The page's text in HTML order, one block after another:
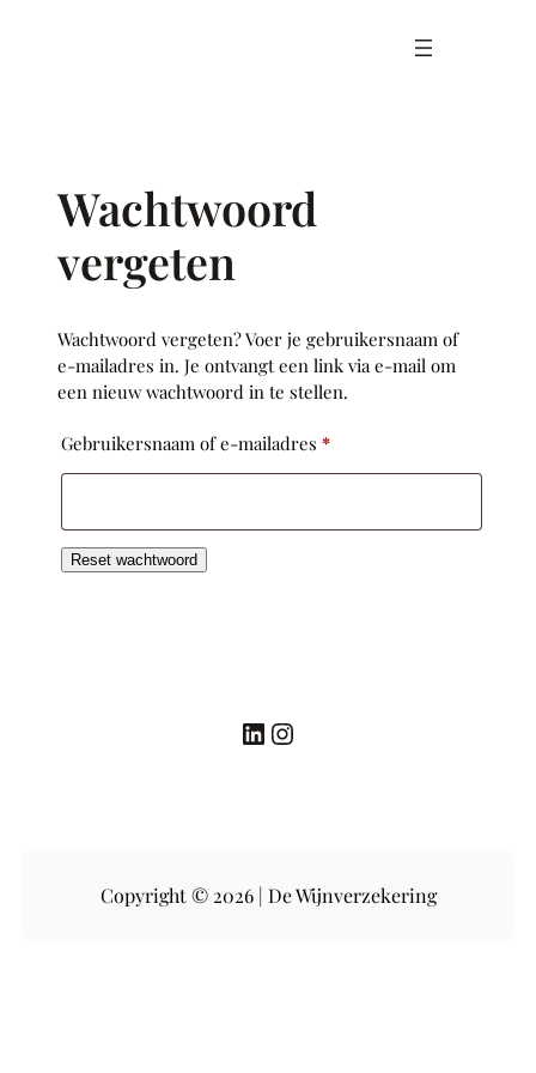
Wachtwoord
vergeten
Wachtwoord vergeten? Voer je gebruikersnaam of
e-mailadres in. Je ontvangt een link via e-mail om
een nieuw wachtwoord in te stellen.
Gebruikersnaam of e-mailadres *Vereist
Reset wachtwoord
LinkedIn Instagram
Copyright © 2026 | De Wijnverzekering